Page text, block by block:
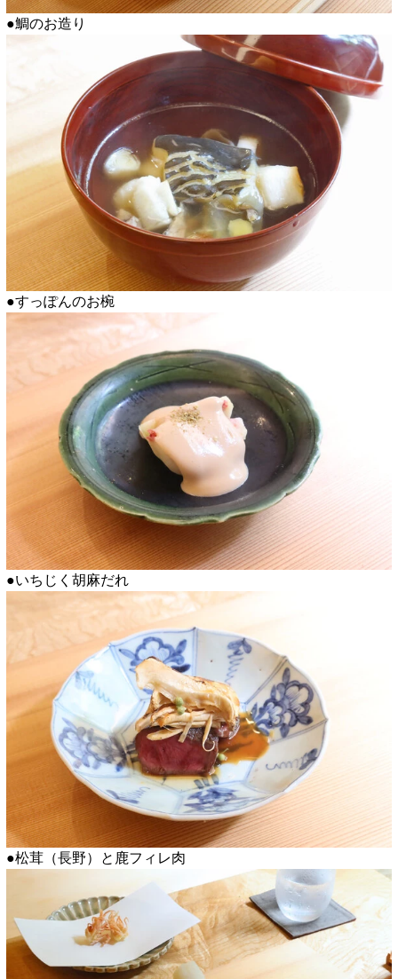
●鯛のお造り
●すっぽんのお椀
●いちじく胡麻だれ
●松茸（長野）と鹿フィレ肉